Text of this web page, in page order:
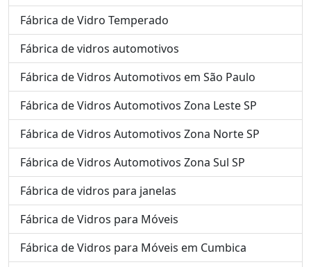
Fábrica de Vidro Temperado
Fábrica de vidros automotivos
Fábrica de Vidros Automotivos em São Paulo
Fábrica de Vidros Automotivos Zona Leste SP
Fábrica de Vidros Automotivos Zona Norte SP
Fábrica de Vidros Automotivos Zona Sul SP
Fábrica de vidros para janelas
Fábrica de Vidros para Móveis
Fábrica de Vidros para Móveis em Cumbica